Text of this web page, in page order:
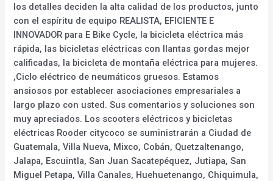
los detalles deciden la alta calidad de los productos, junto
con el espíritu de equipo REALISTA, EFICIENTE E
INNOVADOR para E Bike Cycle, la bicicleta eléctrica más
rápida, las bicicletas eléctricas con llantas gordas mejor
calificadas, la bicicleta de montaña eléctrica para mujeres.
,Ciclo eléctrico de neumáticos gruesos. Estamos
ansiosos por establecer asociaciones empresariales a
largo plazo con usted. Sus comentarios y soluciones son
muy apreciados. Los scooters eléctricos y bicicletas
eléctricas Rooder citycoco se suministrarán a Ciudad de
Guatemala, Villa Nueva, Mixco, Cobán, Quetzaltenango,
Jalapa, Escuintla, San Juan Sacatepéquez, Jutiapa, San
Miguel Petapa, Villa Canales, Huehuetenango, Chiquimula,